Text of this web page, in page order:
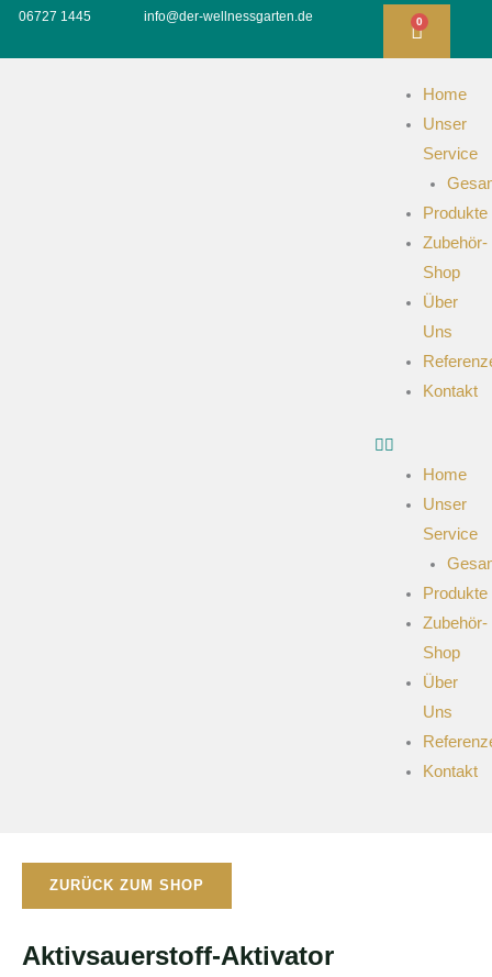
Zum06727 1445 info@der-wellnessgarten.de 0
Home
Unser
Service
Produkte
Zubehör-
Shop
Über
Uns
Kontakt
Home
Unser
Service
Produkte
Zubehör-
Shop
Über
Uns
Kontakt
ZURÜCK ZUM SHOP
Aktivsauerstoff-Aktivator